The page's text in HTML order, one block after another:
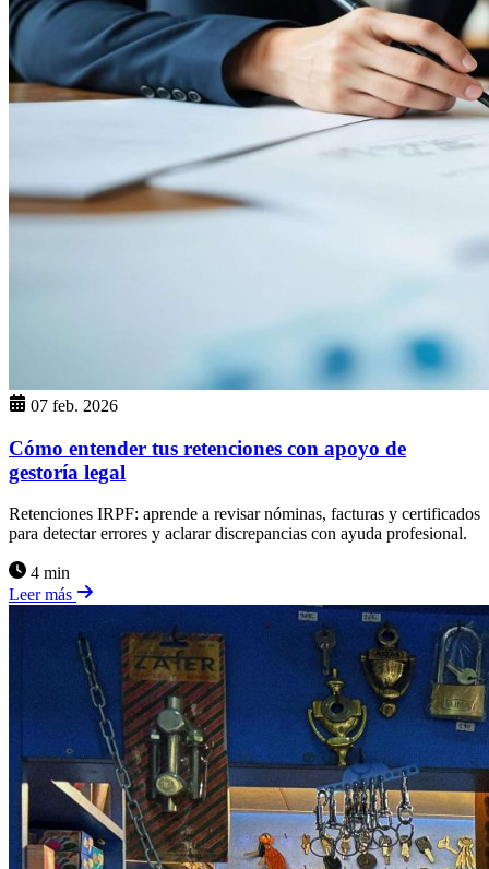
07 feb. 2026
Cómo entender tus retenciones con apoyo de
gestoría legal
Retenciones IRPF: aprende a revisar nóminas, facturas y certificados
para detectar errores y aclarar discrepancias con ayuda profesional.
4 min
Leer más